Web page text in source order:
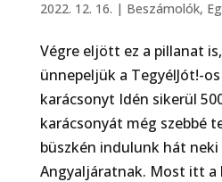
2022. 12. 16. | Beszámolók,
Végre eljött ez a pillanat
ünnepeljük a TegyélJót!-
karácsonyt Idén sikerül
karácsonyát még szebbé
büszkén indulunk hát
Angyaljáratnak. Most itt a